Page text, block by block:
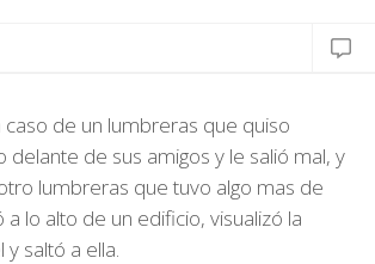
de un lumbreras que quiso
delante de sus amigos y le salió mal, y
lumbreras que tuvo algo mas de
a lo alto de un edificio, visualizó la
saltó a ella.